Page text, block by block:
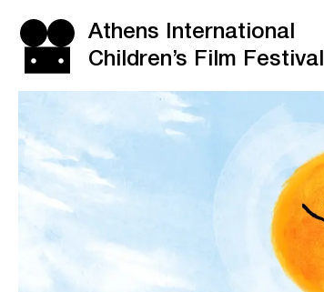
Athens International
Children’s Film Festival